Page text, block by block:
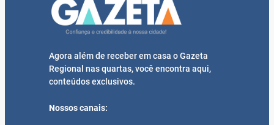
Agora além de receber em casa o Gazeta
Regional nas quartas, você encontra aqui,
conteúdos exclusivos.
Nossos canais: